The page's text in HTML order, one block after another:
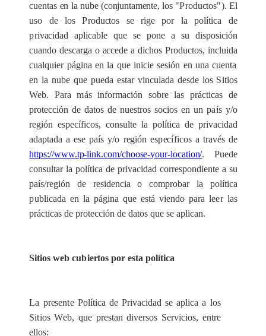
cuentas en la nube (conjuntamente, los "Productos"). El
uso de losProductos se rige por la política de
privacidadaplicable quese pone a su disposición
cuando descarga o accede a dichos Productos, incluida
cualquier páginaen la que inicie sesión en una cuenta
en la nube que pueda estar vinculada desde los Sitios
Web. Paramás información sobre las prácticas de
protección de datos de nuestros sociosen un país y/o
región específicos, consulte la política de privacidad
adaptada aese país y/o región específicos a través de
https://www.tp-link.com/choose-your-location/. Puede
consultarla política de privacidadcorrespondiente a su
país/región de residencia ocomprobar la política
publicada en la página queestá viendo para leer las
prácticas de protección de datos que seaplican.
Sitios webcubiertos poresta política
La presente Política dePrivacidad seaplica a los
Sitios Web, que prestan diversos Servicios, entre
ellos: